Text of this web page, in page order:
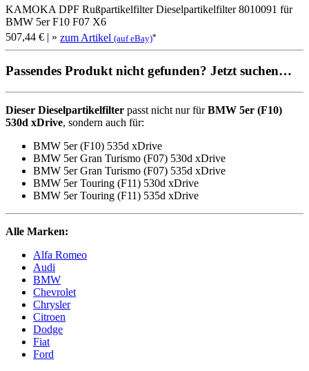
KAMOKA DPF Rußpartikelfilter Dieselpartikelfilter 8010091 für
BMW 5er F10 F07 X6
507,44 € | » zum Artikel (auf eBay)*
Passendes Produkt nicht gefunden? Jetzt suchen…
Dieser Dieselpartikelfilter passt nicht nur fürBMW 5er (F10)
530d xDrive, sondern auch für:
BMW 5er (F10) 535d xDrive
BMW 5er Gran Turismo (F07) 530d xDrive
BMW 5er Gran Turismo (F07) 535d xDrive
BMW 5er Touring (F11) 530d xDrive
BMW 5er Touring (F11) 535d xDrive
Alle Marken:
Alfa Romeo
Audi
BMW
Chevrolet
Chrysler
Citroen
Dodge
Fiat
Ford